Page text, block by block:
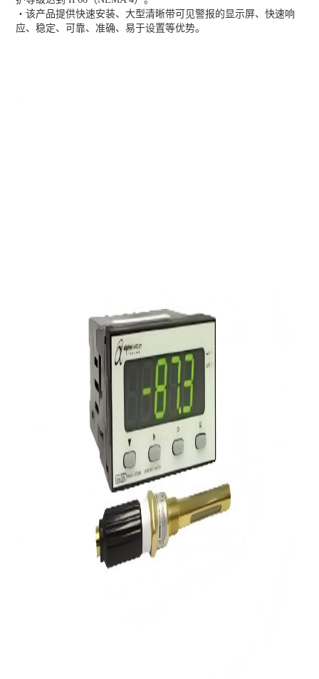
・该产品提供快速安装、大型清晰带可见警报的显示屏、快速响
应、稳定、可靠、准确、易于设置等优势。